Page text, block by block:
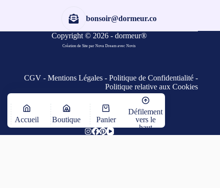
bonsoir@dormeur.co
Copyright © 2026 - dormeur®
Création de Site par Nova Dream avecNovis
CGV -Mentions Légales -Politique de Confidentialité -
Politique relative aux Cookies
Accueil Boutique Panier
Défilement
vers le
haut